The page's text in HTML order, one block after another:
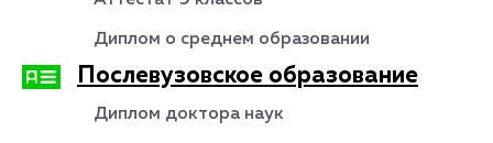
Диплом о среднем образовании
Послевузовское образование
Диплом доктора наук